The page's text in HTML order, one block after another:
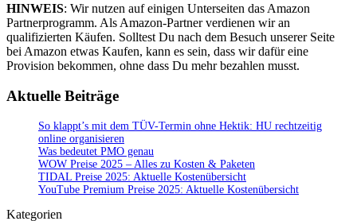
HINWEIS: Wir nutzen auf einigen Unterseiten das Amazon
Partnerprogramm. Als Amazon-Partner verdienen wir an
qualifizierten Käufen. Solltest Du nach dem Besuch unserer Seite
bei Amazon etwas Kaufen, kann es sein, dass wir dafür eine
Provision bekommen, ohne dass Du mehr bezahlen musst.
Aktuelle Beiträge
So klappt’s mit dem TÜV-Termin ohne Hektik: HU rechtzeitig
online organisieren
Was bedeutet PMO genau
WOW Preise 2025 – Alles zu Kosten & Paketen
TIDAL Preise 2025: Aktuelle Kostenübersicht
YouTube Premium Preise 2025: Aktuelle Kostenübersicht
Kategorien